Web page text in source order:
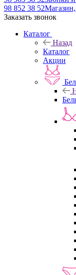
98 852 38 52
Заказать звонок
Каталог
Назад
Каталог
Акции